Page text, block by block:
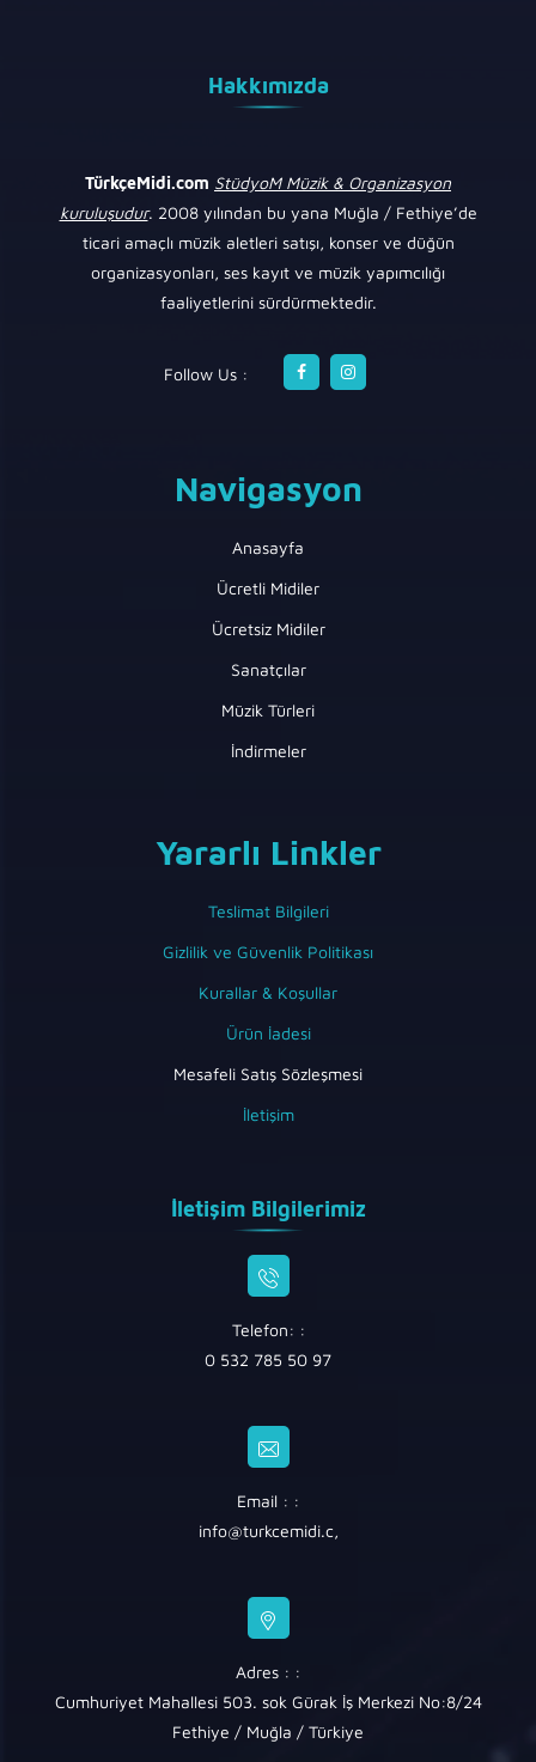
Hakkımızda
TürkçeMidi.com StüdyoM Müzik & Organizasyon
kuruluşudur. 2008 yılından bu yana Muğla / Fethiye’de
ticari amaçlı müzik aletleri satışı, konser ve düğün
organizasyonları, ses kayıt ve müzik yapımcılığı
faaliyetlerini sürdürmektedir.
Follow Us :
Navigasyon
Anasayfa
Ücretli Midiler
Ücretsiz Midiler
Sanatçılar
Müzik Türleri
İndirmeler
Yararlı Linkler
Teslimat Bilgileri
Gizlilik ve Güvenlik Politikası
Kurallar & Koşullar
Ürün İadesi
Mesafeli Satış Sözleşmesi
İletişim
İletişim Bilgilerimiz
Telefon: :
0 532 785 50 97
Email : :
info@turkcemidi.c,
Adres : :
Cumhuriyet Mahallesi 503. sok Gürak İş Merkezi No:8/24
Fethiye / Muğla / Türkiye